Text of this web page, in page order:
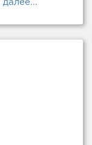
далее...